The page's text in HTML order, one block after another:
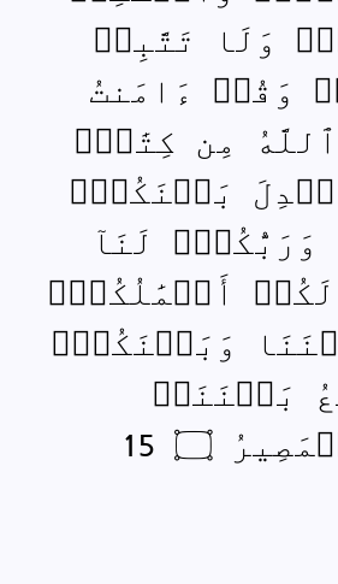
وَلَا تَتَّبِعۡ
وَقُلۡ ءَامَنتُ
ٱللَّهُ مِن كِتَٰبٖۖ
بَيۡنَكُمُۖ
وَرَبُّكُمۡۖ لَنَآ
أَعۡمَٰلُكُمۡۖ
وَبَيۡنَكُمُۖ
بَيۡنَنَاۖ
15